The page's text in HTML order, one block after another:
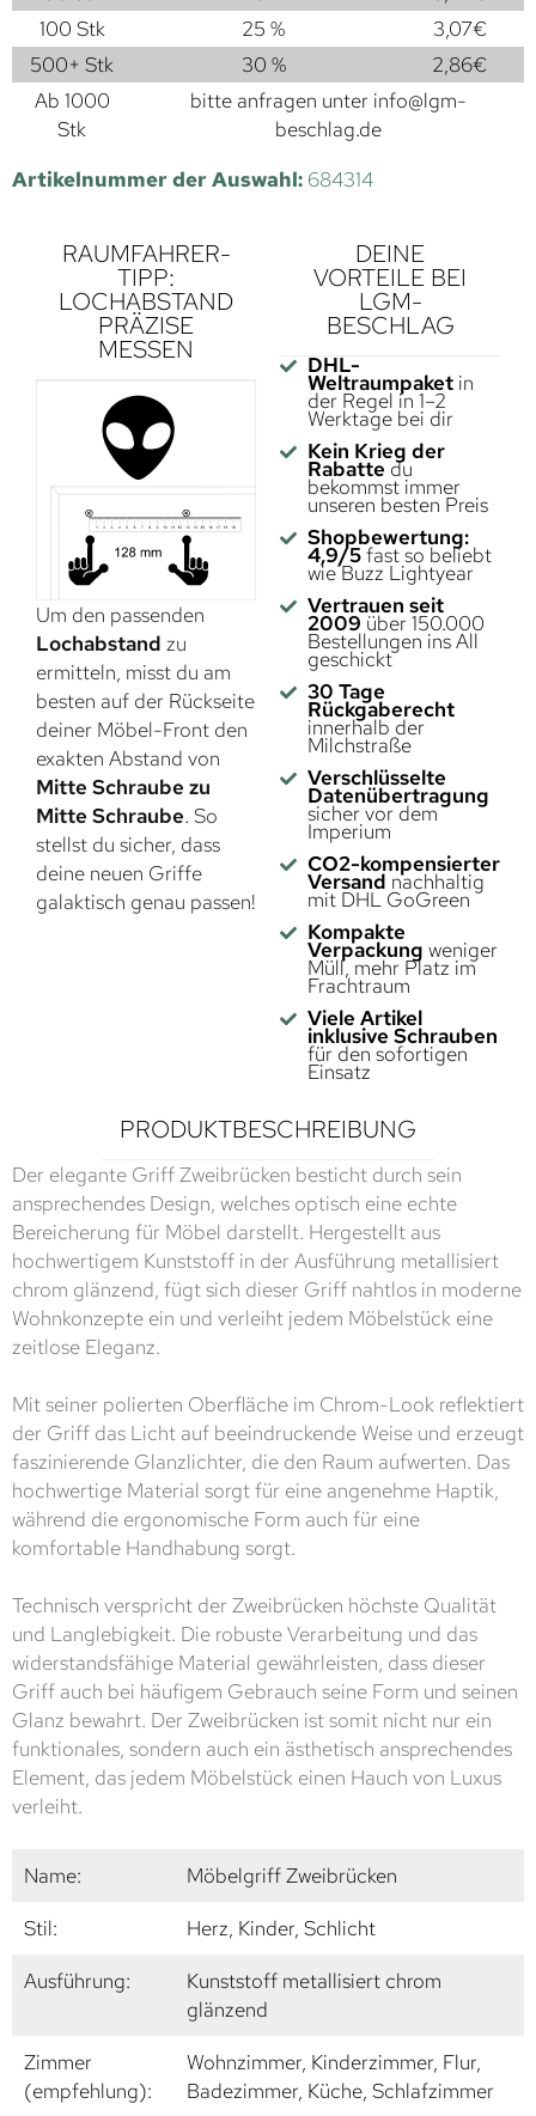
100 Stk
25 % 3,07€
500+ Stk
30 % 2,86€
Ab 1000
Stk
bitte anfragen unter info@lgm-
beschlag.de
Artikelnummer der Auswahl: 684314
RAUMFAHRER-
TIPP:
LOCHABSTAND
PRÄZISE
MESSEN
Um den passenden
Lochabstand zu
ermitteln, misst du am
besten auf der Rückseite
deiner Möbel-Front den
exakten Abstand von
Mitte Schraube zu
Mitte Schraube. So
stellst du sicher, dass
deine neuen Griffe
galaktisch genau passen!
DEINE
VORTEILE BEI
LGM-
BESCHLAG
DHL-
Weltraumpaketin
der Regel in 1–2
Werktage bei dir
Kein Krieg der
Rabatte du
bekommst immer
unseren besten Preis
Shopbewertung:
4,9/5fast so beliebt
wie Buzz Lightyear
Vertrauen seit
2009 über 150.000
Bestellungen ins All
geschickt
30 Tage
Rückgaberecht
innerhalb der
Milchstraße
Verschlüsselte
Datenübertragung
sicher vor dem
Imperium
CO2-kompensierter
Versand nachhaltig
mit DHL GoGreen
Kompakte
Verpackung weniger
Müll, mehr Platz im
Frachtraum
Viele Artikel
inklusive Schrauben
für den sofortigen
Einsatz
PRODUKTBESCHREIBUNG
Der elegante Griff Zweibrücken besticht durch sein
ansprechendes Design, welches optisch eine echte
Bereicherung für Möbel darstellt. Hergestellt aus
hochwertigem Kunststoff in der Ausführung metallisiert
chrom glänzend, fügt sich dieser Griff nahtlos in moderne
Wohnkonzepte ein und verleiht jedem Möbelstück eine
zeitlose Eleganz.
Mit seiner polierten Oberfläche im Chrom-Look reflektiert
der Griff das Licht auf beeindruckende Weise und erzeugt
faszinierende Glanzlichter, die den Raum aufwerten. Das
hochwertige Material sorgt für eine angenehme Haptik,
während die ergonomische Form auch für eine
komfortable Handhabung sorgt.
Technisch verspricht der Zweibrücken höchste Qualität
und Langlebigkeit. Die robuste Verarbeitung und das
widerstandsfähige Material gewährleisten, dass dieser
Griff auch bei häufigem Gebrauch seine Form und seinen
Glanz bewahrt. Der Zweibrücken ist somit nicht nur ein
funktionales, sondern auch ein ästhetisch ansprechendes
Element, das jedem Möbelstück einen Hauch von Luxus
verleiht.
Name:
Möbelgriff Zweibrücken
Stil:
Herz, Kinder, Schlicht
Ausführung:
Kunststoff metallisiert chrom
glänzend
Zimmer
(empfehlung):
Wohnzimmer, Kinderzimmer, Flur,
Badezimmer, Küche, Schlafzimmer